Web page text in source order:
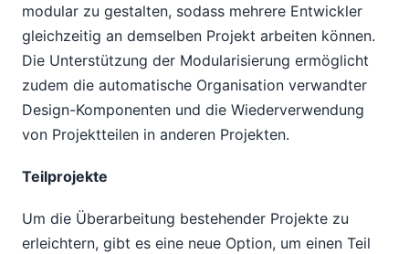
modular zu gestalten, sodass mehrere Entwickler
gleichzeitig an demselben Projekt arbeiten können.
Die Unterstützung der Modularisierung ermöglicht
zudem die automatische Organisation verwandter
Design-Komponenten und die Wiederverwendung
von Projektteilen in anderen Projekten.
Teilprojekte
Um die Überarbeitung bestehender Projekte zu
erleichtern, gibt es eine neue Option, um einen Teil